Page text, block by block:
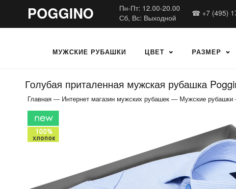
POGGINO
Пн-Пт: 12.00-20.00
Сб, Вс: Выходной
☎ +7 (495)
МУЖСКИЕ РУБАШКИ ЦВЕТ РАЗМЕР
Голубая приталенная мужская рубашка
Главная — Интернет магазин мужских рубашек — Мужские рубашки